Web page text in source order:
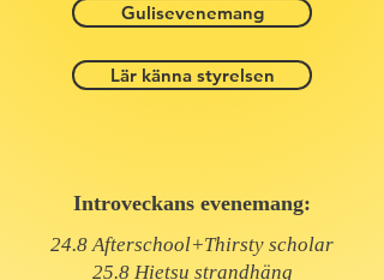
Gulisevenemang
Lär känna styrelsen
Introveckans evenemang:
24.8 Afterschool+Thirsty scholar
25.8 Hietsu strandhäng